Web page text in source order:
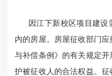
因江下新校区项目建设
内的房屋。房屋征收部门
与补偿条例》的有关规定
护被征收人的合法权益。